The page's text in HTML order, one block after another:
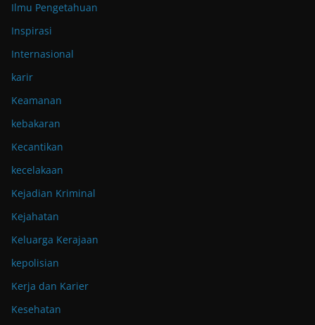
Ilmu Pengetahuan
Inspirasi
Internasional
karir
Keamanan
kebakaran
Kecantikan
kecelakaan
Kejadian Kriminal
Kejahatan
Keluarga Kerajaan
kepolisian
Kerja dan Karier
Kesehatan